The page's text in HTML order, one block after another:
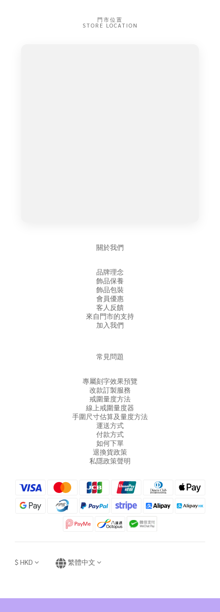
門市位置
STORE LOCATION
關於我們
品牌理念
飾品保養
飾品包裝
會員優惠
客人反饋
來自門市的支持
加入我們
常見問題
專屬刻字效果預覽
改款訂製服務
戒圍量度方法
線上戒圍量度器
手圍尺寸估算及量度方法
運送方式
付款方式
如何下單
退換貨政策
私隱政策聲明
$ HKD 繁體中文